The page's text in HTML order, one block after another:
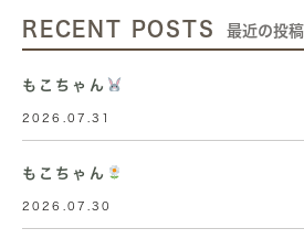
RECENT POSTS 最近の投稿
もこちゃん
2026.07.31
もこちゃん
2026.07.30